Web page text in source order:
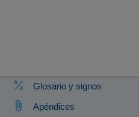
Glosario y signos
Apéndices